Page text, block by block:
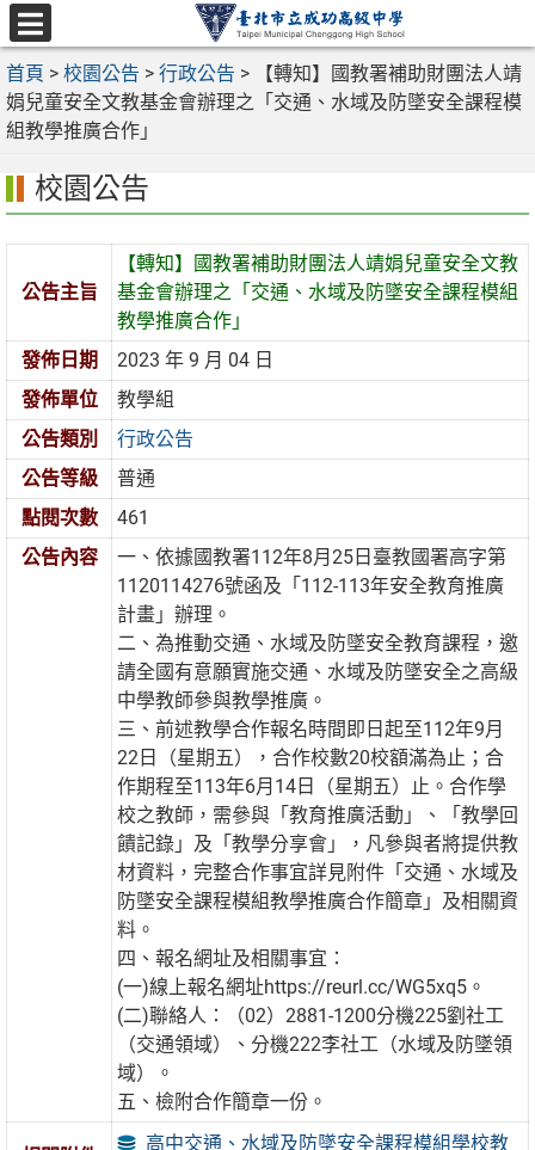
跳
至
主
要
內
選
單
首頁 > 校園公告 > 行政公告 >
【轉知】國教署補助財團法人靖
娟兒童安全文教基金會辦理之「交通、水域及防墜安全課程模
組教學推廣合作」
校園公告
公告主旨
【轉知】國教署補助財團法人靖娟兒童安全文教
基金會辦理之「交通、水域及防墜安全課程模組
教學推廣合作」
發佈日期
2023 年 9 月 04 日
發佈單位
教學組
公告類別
行政公告
公告等級
普通
點閱次數
461
公告內容
一、依據國教署112年8月25日臺教國署高字第
1120114276號函及「112-113年安全教育推廣
計畫」辦理。
二、為推動交通、水域及防墜安全教育課程，邀
請全國有意願實施交通、水域及防墜安全之高級
中學教師參與教學推廣。
三、前述教學合作報名時間即日起至112年9月
22日（星期五），合作校數20校額滿為止；合
作期程至113年6月14日（星期五）止。合作學
校之教師，需參與「教育推廣活動」、「教學回
饋記錄」及「教學分享會」，凡參與者將提供教
材資料，完整合作事宜詳見附件「交通、水域及
防墜安全課程模組教學推廣合作簡章」及相關資
料。
四、報名網址及相關事宜：
(一)線上報名網址https://reurl.cc/WG5xq5。
(二)聯絡人：（02）2881-1200分機225劉社工
（交通領域）、分機222李社工（水域及防墜領
域）。
五、檢附合作簡章一份。
高中交通、水域及防墜安全課程模組學校教